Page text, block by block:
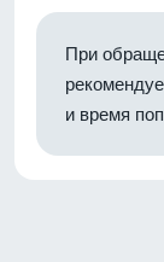
При
и время